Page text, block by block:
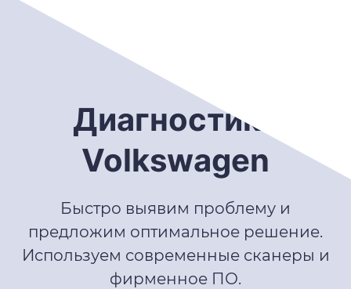
Диагностика
Volkswagen
Быстро выявим проблему и
предложим оптимальное решение.
Используем современные сканеры и
фирменное ПО.